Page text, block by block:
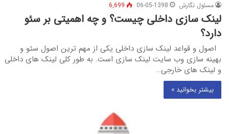
مسئول نگارش 06-05-1398
6,699
لینک سازی داخلی چیست؟ و چه اهمیتی بر سئو
دارد؟
اصول و قواعد لینک سازی داخلی یکی از مهم ترین اصول سئو و
بهینه سازی وب سایت لینک سازی است. به طور کلی لینک های داخلی
و لینک های خارجی…
بیشتر بخوانید »